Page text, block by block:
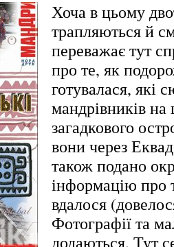
Хоча в цьому
трапляються й
переважає тут
про те, як
готувалася, які
мандрівників
загадкового
вони через
також подано
інформацію про
вдалося
Фотографії та
додаються. Тут